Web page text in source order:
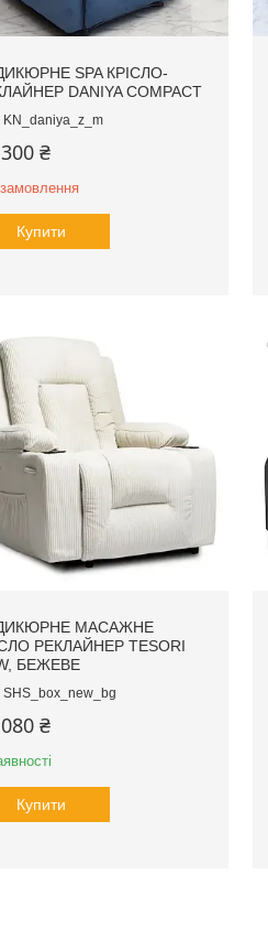
SPA КРІСЛО-
DANIYA COMPACT
KN_daniya_z_m
₴
Купити
МАСАЖНЕ
РЕКЛАЙНЕР TESORI
БЕЖЕВЕ
SHS_box_new_bg
₴
Купити